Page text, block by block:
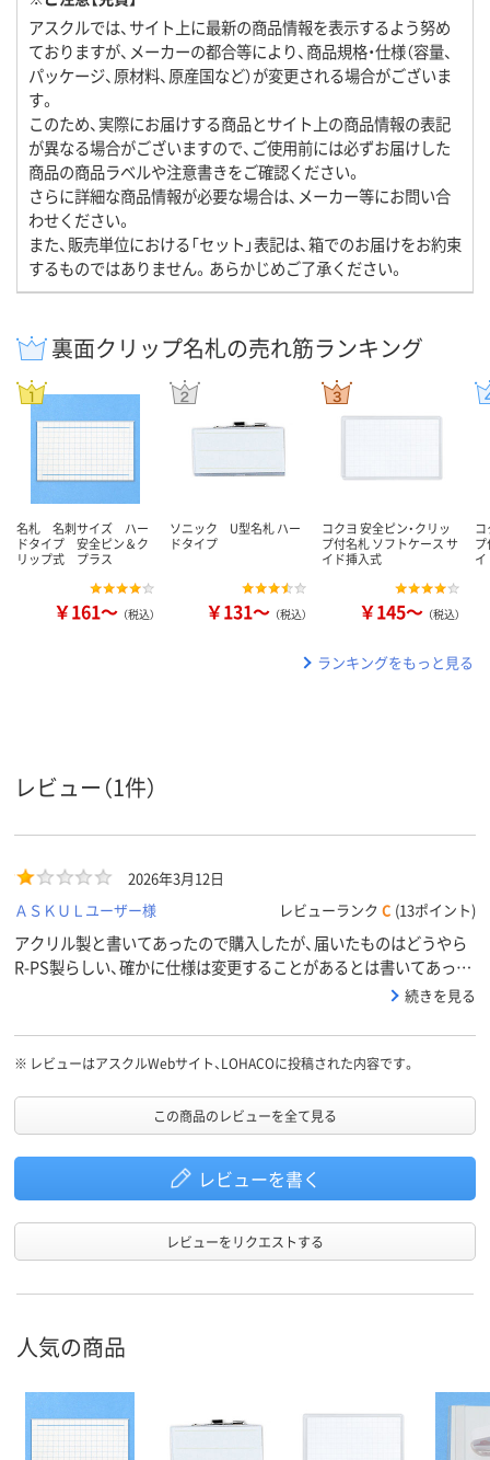
アスクルでは、サイト上に最新の商品情報を表示するよう努め
ておりますが、メーカーの都合等により、商品規格・仕様（容量、
パッケージ、原材料、原産国など）が変更される場合がございま
す。
このため、実際にお届けする商品とサイト上の商品情報の表記
が異なる場合がございますので、ご使用前には必ずお届けした
商品の商品ラベルや注意書きをご確認ください。
さらに詳細な商品情報が必要な場合は、メーカー等にお問い合
わせください。
また、販売単位における「セット」表記は、箱でのお届けをお約束
するものではありません。あらかじめご了承ください。
裏面クリップ名札の売れ筋ランキング
名札 名刺サイズ ハー
ドタイプ 安全ピン＆ク
リップ式 プラス
￥161～ （税込）
ソニック U型名札 ハー
ドタイプ
￥131～ （税込）
コクヨ 安全ピン・クリッ
プ付名札 ソフトケース サ
イド挿入式
￥145～ （税込）
コ
ランキングをもっと見る
レビュー（1件）
2026年3月12日
ＡＳＫＵＬユーザー様
レビューランク C (13ポイント)
アクリル製と書いてあったので購入したが、届いたものはどうやら
R-PS製らしい、確かに仕様は変更することがあるとは書いてあった
続きを見る
※ レビューはアスクルWebサイト、LOHACOに投稿された内容です。
この商品のレビューを全て見る
レビューを書く
レビューをリクエストする
人気の商品